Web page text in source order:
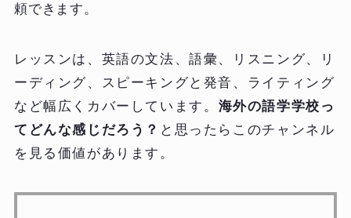
頼できます。
レッスンは、英語の文法、語彙、リスニング、リ
ーディング、スピーキングと発音、ライティング
など幅広くカバーしています。 海外の語学学校っ
てどんな感じだろう？ と思ったらこのチャンネル
を見る価値があります。